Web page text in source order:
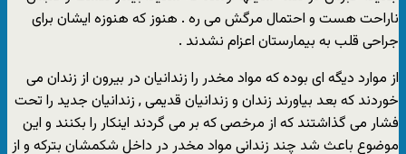
ناراحت هست و احتمال مرگش می ره . هنوز که هنوزه ایشان برای
جراحی قلب به بیمارستان اعزام نشدند .
از موارد دیگه ای بوده که مواد مخدر را زندانیان در بیرون از زندان می
خوردند که بعد بیاورند زندان و زندانیان قدیمی , زندانیان جدید را تحت
فشار می گذاشتند که از مرخصی که بر می گردند اینکار را بکنند و این
موضوع باعث شد چند زندانی مواد مخدر در داخل شکمشان بترکه و از